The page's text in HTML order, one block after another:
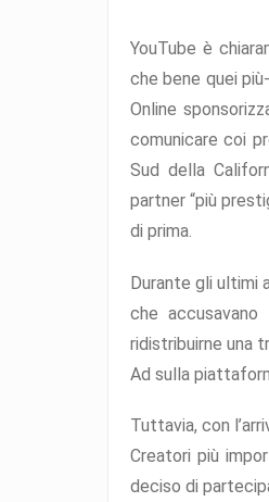
YouTube è
che bene quei
Online
comunicare coi
Sud della
partner “più
di prima.
Durante gli ultimi
che
ridistribuirne una
Ad sulla
Tuttavia, con
Creatori più
deciso di